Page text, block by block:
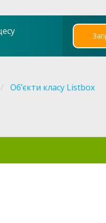
Об’єкти класу Listbox